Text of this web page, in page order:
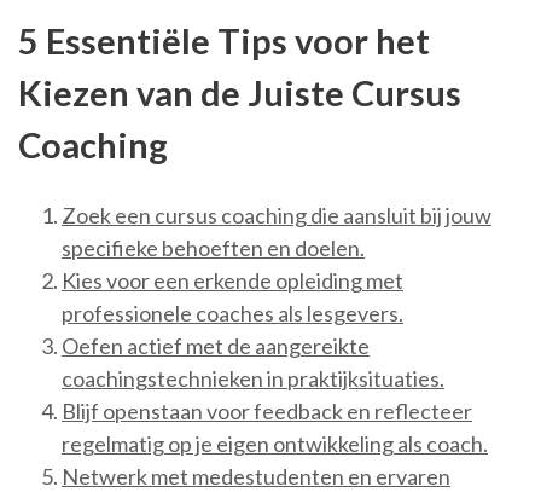
5 Essentiële Tips voor het
Kiezen van de Juiste Cursus
Coaching
Zoek een cursus coaching die aansluit bij jouw
specifieke behoeften en doelen.
Kies voor een erkende opleiding met
professionele coaches als lesgevers.
Oefen actief met de aangereikte
coachingstechnieken in praktijksituaties.
Blijf openstaan voor feedback en reflecteer
regelmatig op je eigen ontwikkeling als coach.
Netwerk met medestudenten en ervaren